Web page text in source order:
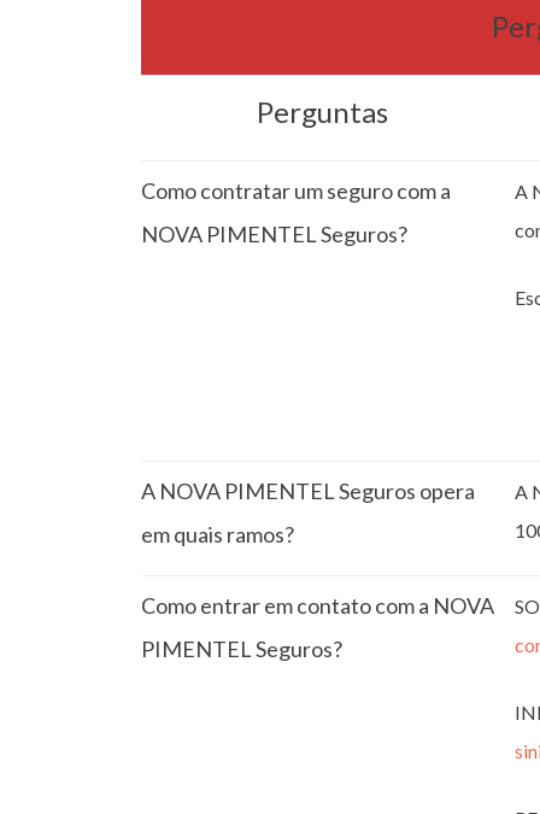
Perguntas
Como contratar um seguro com a
NOVA PIMENTEL Seguros?
A
A NOVA PIMENTEL Seguros opera
em quais ramos?
A
Como entrar em contato com a NOVA
PIMENTEL Seguros?